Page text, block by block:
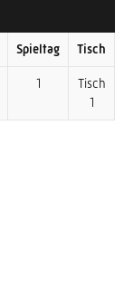
Spieltag Tisch
1
Tisch
1